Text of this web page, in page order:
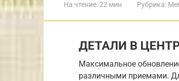
На чтение:22 мин Рубрика:
ДЕТАЛИ В
Максимальное
различными приемами.